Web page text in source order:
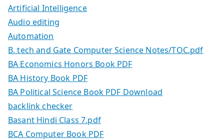
Artificial Intelligence
Audio editing
Automation
B. tech and Gate Computer Science Notes/TOC.pdf
BA Economics Honors Book PDF
BA History Book PDF
BA Political Science Book PDF Download
backlink checker
Basant Hindi Class 7.pdf
BCA Computer Book PDF